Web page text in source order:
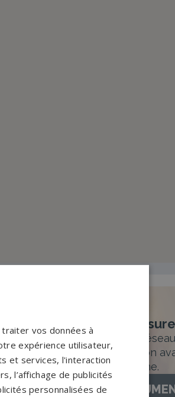
sur-mesure
sur mesure et un
en France. Personnalisation
notre configurateur 3D en ligne.
VOTRE
vos données à
expérience utilisateur,
et services, l'interaction
l’affichage de publicités
personnalisées de